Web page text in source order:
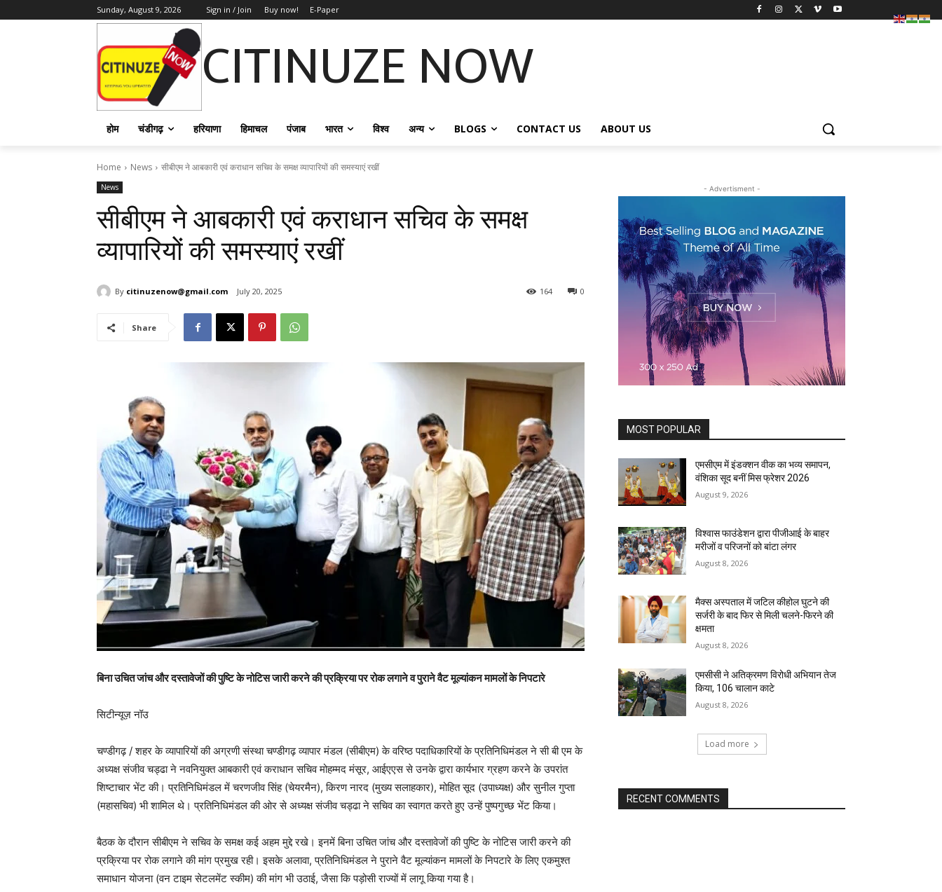
Sunday, August 9, 2026 Sign in / Join Buy now! E-Paper
CITINUZE NOW
होम चंडीगढ़ हरियाणा हिमाचल पंजाब भारत विश्व अन्य BLOGS CONTACT US ABOUT US
Home News सीबीएम ने आबकारी एवं कराधान सचिव के समक्ष व्यापारियों की समस्याएं रखीं
News
सीबीएम ने आबकारी एवं कराधान सचिव के समक्ष
व्यापारियों की समस्याएं रखीं
By citinuzenow@gmail.com July 20, 2025 0
164
Share
बिना उचित जांच और दस्तावेजों की पुष्टि के नोटिस जारी करने की प्रक्रिया पर रोक लगाने व पुराने वैट मूल्यांकन मामलों के निपटारे
सिटीन्यूज़ नॉउ
चण्डीगढ़ / शहर के व्यापारियों की अग्रणी संस्था चण्डीगढ़ व्यापार मंडल (सीबीएम) के वरिष्ठ पदाधिकारियों के प्रतिनिधिमंडल ने सी बी एम के
अध्यक्ष संजीव चड्ढा ने नवनियुक्त आबकारी एवं कराधान सचिव मोहम्मद मंसूर, आईएएस से उनके द्वारा कार्यभार ग्रहण करने के उपरांत
शिष्टाचार भेंट की। प्रतिनिधिमंडल में चरणजीव सिंह (चेयरमैन), किरण नारद (मुख्य सलाहकार), मोहित सूद (उपाध्यक्ष) और सुनील गुप्ता
(महासचिव) भी शामिल थे। प्रतिनिधिमंडल की ओर से अध्यक्ष संजीव चड्ढा ने सचिव का स्वागत करते हुए उन्हें पुष्पगुच्छ भेंट किया।
बैठक के दौरान सीबीएम ने सचिव के समक्ष कई अहम मुद्दे रखे। इनमें बिना उचित जांच और दस्तावेजों की पुष्टि के नोटिस जारी करने की
प्रक्रिया पर रोक लगाने की मांग प्रमुख रही। इसके अलावा, प्रतिनिधिमंडल ने पुराने वैट मूल्यांकन मामलों के निपटारे के लिए एकमुश्त
समाधान योजना (वन टाइम सेटलमेंट स्कीम) की मांग भी उठाई, जैसा कि पड़ोसी राज्यों में लागू किया गया है।
- Advertisment -
MOST POPULAR
एमसीएम में इंडक्शन वीक का भव्य समापन,
वंशिका सूद बनीं मिस फ्रेशर 2026
August 9, 2026
विश्वास फाउंडेशन द्वारा पीजीआई के बाहर
मरीजों व परिजनों को बांटा लंगर
August 8, 2026
मैक्स अस्पताल में जटिल कीहोल घुटने की
सर्जरी के बाद फिर से मिली चलने-फिरने की
क्षमता
August 8, 2026
एमसीसी ने अतिक्रमण विरोधी अभियान तेज
किया, 106 चालान काटे
August 8, 2026
Load more
RECENT COMMENTS